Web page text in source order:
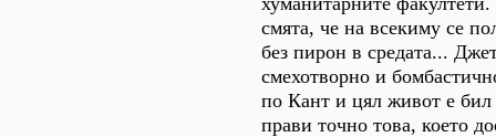
смята, че на всекиму се
без пирон в средата...
смехотворно и
по Кант и цял живот е бил
прави точно това, което